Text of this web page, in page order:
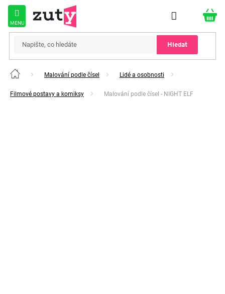
Přejít
obsah
Hledat
Domů Malování podle čísel Lidé a osobnosti
Filmové postavy a komiksy Malování podle čísel - NIGHT ELF